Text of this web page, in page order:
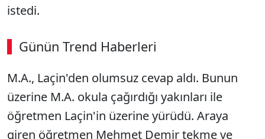
istedi.
Günün Trend Haberleri
M.A., Laçin'den olumsuz cevap aldı. Bunun
üzerine M.A. okula çağırdığı yakınları ile
öğretmen Laçin'in üzerine yürüdü. Araya
giren öğretmen Mehmet Demir tekme ve